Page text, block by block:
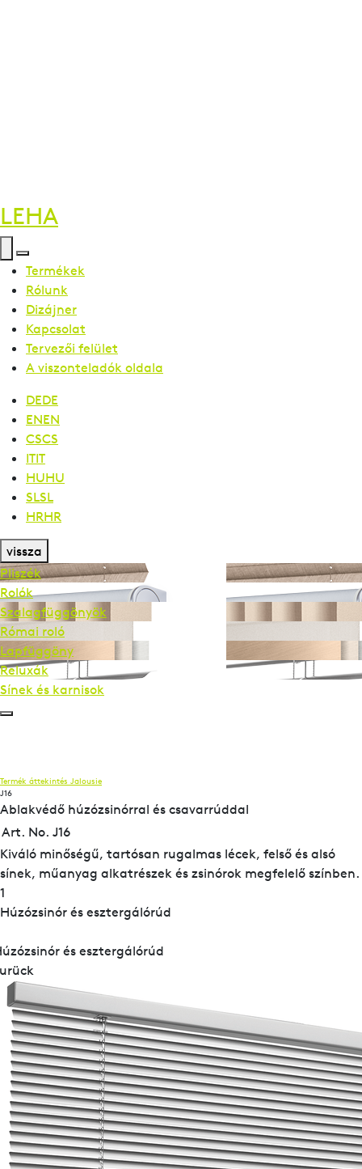
LEHA
Termékek
Rólunk
Dizájner
Kapcsolat
Tervezői felület
A viszonteladók oldala
DEDE
ENEN
CSCS
ITIT
HUHU
SLSL
HRHR
vissza
Pliszék
Rolók
Szalag­függönyök
Római roló
Lapfüggöny
Reluxák
Sínek és karnisok
Termék áttekintés Jalousie
J16
Ablakvédő húzózsinórral és csavarrúddal
Art. No. J16
Kiváló minőségű, tartósan rugalmas lécek, felső és alsó
sínek, műanyag alkatrészek és zsinórok megfelelő színben.
1
Húzózsinór és esztergálórúd
és esztergálórúd